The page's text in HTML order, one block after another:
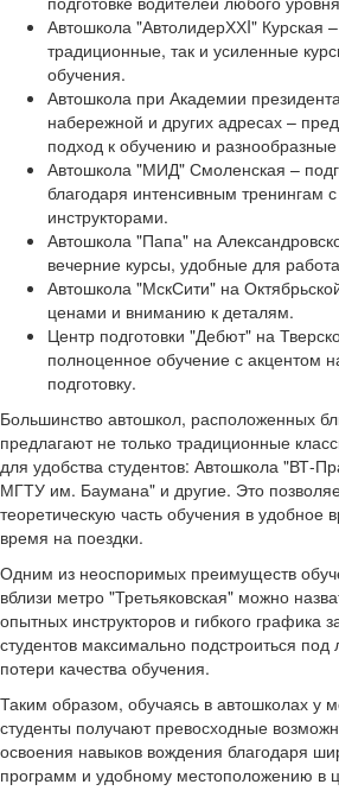
Автошкола "АвтолидерХХI" Курская
традиционные, так и усиленные
обучения.
Автошкола при Академии
набережной и других адресах –
подход к обучению и
Автошкола "МИД" Смоленская –
благодаря интенсивным тренингам
инструкторами.
Автошкола "Папа" на
вечерние курсы, удобные для
Автошкола "МскСити" на
ценами и вниманию к деталям.
Центр подготовки "Дебют" на
полноценное обучение с акцентом
подготовку.
Большинство автошкол, расположенных
предлагают не только традиционные
для удобства студентов: Автошкола "ВТ-
МГТУ им. Баумана" и другие. Это
теоретическую часть обучения в удобное
время на поездки.
Одним из неоспоримых преимуществ
вблизи метро "Третьяковская" можно
опытных инструкторов и гибкого графика
студентов максимально подстроиться
потери качества обучения.
Таким образом, обучаясь в автошколах у
студенты получают превосходные
освоения навыков вождения благодаря
программ и удобному местоположению в